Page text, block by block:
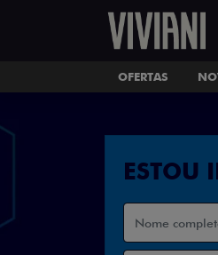
OFERTAS
ESTOU